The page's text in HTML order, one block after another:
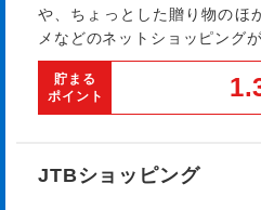
や、ちょっとした贈り物のほ
メなどのネットショッピング
貯まる
ポイント
JTBショッピング